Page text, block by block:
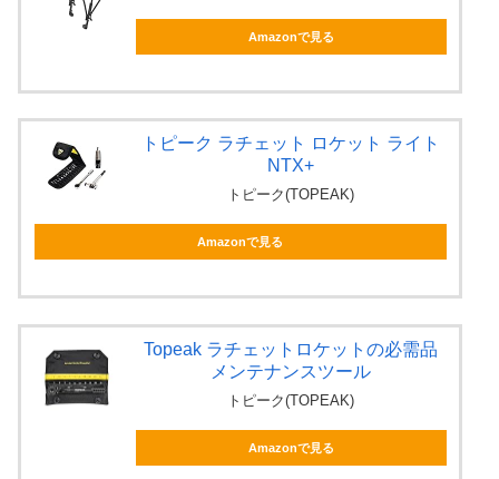
Amazonで見る
トピーク ラチェット ロケット ライト
NTX+
トピーク(TOPEAK)
Amazonで見る
Topeak ラチェットロケットの必需品
メンテナンスツール
トピーク(TOPEAK)
Amazonで見る